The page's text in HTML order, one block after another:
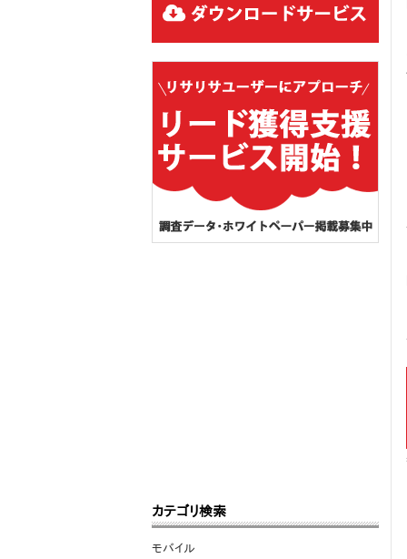
カテゴリ検索
モバイル